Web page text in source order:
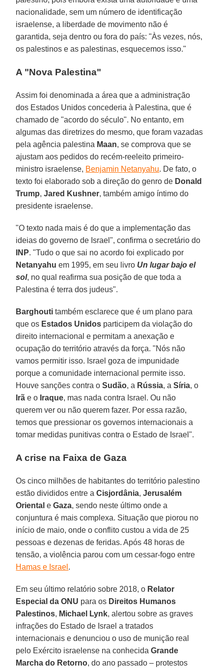
nacionalidade, sem um número de identificação
israelense, a liberdade de movimento não é
garantida, seja dentro ou fora do país: "Às vezes, nós,
os palestinos e as palestinas, esquecemos isso."
A "Nova Palestina"
Assim foi denominada a área que a administração
dos Estados Unidos concederia à Palestina, que é
chamado de "acordo do século". No entanto, em
algumas das diretrizes do mesmo, que foram vazadas
pela agência palestina Maan, se comprova que se
ajustam aos pedidos do recém-reeleito primeiro-
ministro israelense, Benjamin Netanyahu. De fato, o
texto foi elaborado sob a direção do genro de Donald
Trump, Jared Kushner, também amigo íntimo do
presidente israelense.
"O texto nada mais é do que a implementação das
ideias do governo de Israel", confirma o secretário do
INP. "Tudo o que sai no acordo foi explicado por
Netanyahu em 1995, em seu livro Un lugar bajo el
sol, no qual reafirma sua posição de que toda a
Palestina é terra dos judeus".
Barghouti também esclarece que é um plano para
que os Estados Unidos participem da violação do
direito internacional e permitam a anexação e
ocupação do território através da força. "Nós não
vamos permitir isso. Israel goza de impunidade
porque a comunidade internacional permite isso.
Houve sanções contra oSudão, a Rússia, aSíria, o
Irã e o Iraque, mas nada contra Israel. Ou não
querem ver ou não querem fazer. Por essa razão,
temos que pressionar os governos internacionais a
tomar medidas punitivas contra o Estado de Israel".
A crise na Faixa de Gaza
Os cinco milhões de habitantes do território palestino
estão divididos entre aCisjordânia,Jerusalém
Oriental eGaza, sendo neste último onde a
conjuntura é mais complexa. Situação que piorou no
início de maio, onde o conflito custou a vida de 25
pessoas e dezenas de feridas. Após 48 horas de
tensão, a violência parou com um cessar-fogo entre
Hamas e Israel .
Em seu último relatório sobre 2018, o Relator
Especial da ONU para os Direitos Humanos
Palestinos, Michael Lynk, alertou sobre as graves
infrações do Estado de Israel a tratados
internacionais e denunciou o uso de munição real
pelo Exército israelense na conhecidaGrande
Marcha do Retorno, do ano passado – protestos